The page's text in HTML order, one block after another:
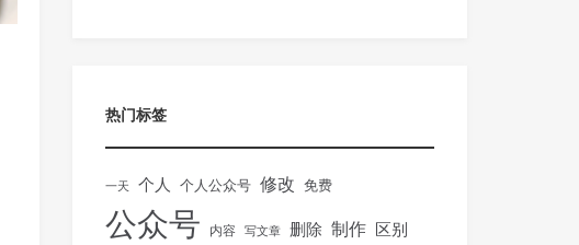
热门标签
一天 个人 个人公众号 修改 免费
公众号 内容 写文章 删除 制作 区别